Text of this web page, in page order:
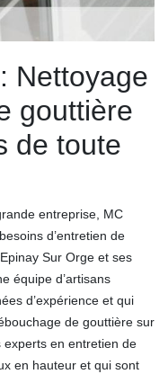
Nettoyage
gouttière
de toute
entreprise, MC
d’entretien de
Sur Orge et ses
équipe d’artisans
d’expérience et qui
de gouttière sur
en entretien de
en hauteur et qui sont